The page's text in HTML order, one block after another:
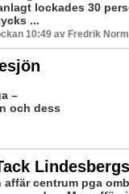
lockades 30
...
10:49 av Fredrik
–
och dess
affär centrum pga